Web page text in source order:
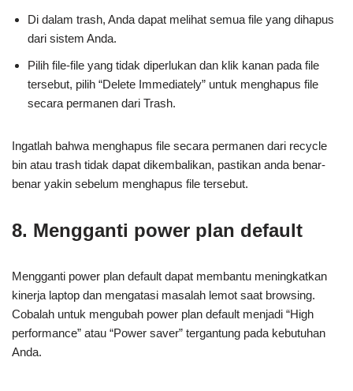
Di dalam trash, Anda dapat melihat semua file yang dihapus
dari sistem Anda.
Pilih file-file yang tidak diperlukan dan klik kanan pada file
tersebut, pilih “Delete Immediately” untuk menghapus file
secara permanen dari Trash.
Ingatlah bahwa menghapus file secara permanen dari recycle
bin atau trash tidak dapat dikembalikan, pastikan anda benar-
benar yakin sebelum menghapus file tersebut.
8. Mengganti power plan default
Mengganti power plan default dapat membantu meningkatkan
kinerja laptop dan mengatasi masalah lemot saat browsing.
Cobalah untuk mengubah power plan default menjadi “High
performance” atau “Power saver” tergantung pada kebutuhan
Anda.